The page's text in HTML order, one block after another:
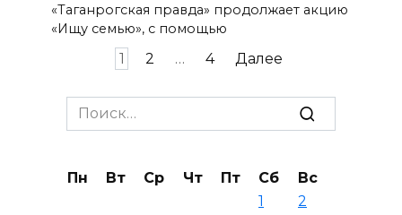
«Таганрогская правда» продолжает акцию
«Ищу семью», с помощью
1 2 … 4 Далее
Search
for:
Пн Вт Ср Чт Пт Сб
Вс
1
2